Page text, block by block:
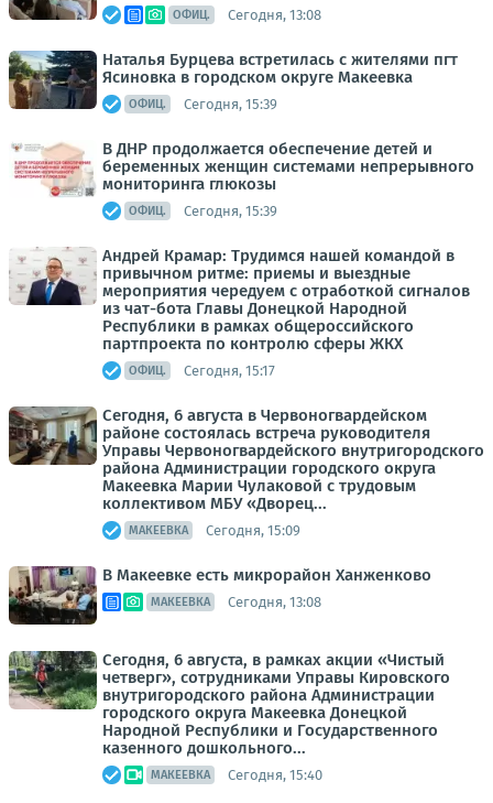
ОФИЦ. Сегодня, 13:08
Наталья Бурцева встретилась с жителями пгт
Ясиновка в городском округе Макеевка
ОФИЦ. Сегодня, 15:39
В ДНР продолжается обеспечение детей и
беременных женщин системами непрерывного
мониторинга глюкозы
ОФИЦ. Сегодня, 15:39
Андрей Крамар: Трудимся нашей командой в
привычном ритме: приемы и выездные
мероприятия чередуем с отработкой сигналов
из чат-бота Главы Донецкой Народной
Республики в рамках общероссийского
партпроекта по контролю сферы ЖКХ
ОФИЦ. Сегодня, 15:17
Сегодня, 6 августа в Червоногвардейском
районе состоялась встреча руководителя
Управы Червоногвардейского внутригородского
района Администрации городского округа
Макеевка Марии Чулаковой с трудовым
коллективом МБУ «Дворец...
МАКЕЕВКА Сегодня, 15:09
В Макеевке есть микрорайон Ханженково
МАКЕЕВКА Сегодня, 13:08
Сегодня, 6 августа, в рамках акции «Чистый
четверг», сотрудниками Управы Кировского
внутригородского района Администрации
городского округа Макеевка Донецкой
Народной Республики и Государственного
казенного дошкольного...
МАКЕЕВКА Сегодня, 15:40